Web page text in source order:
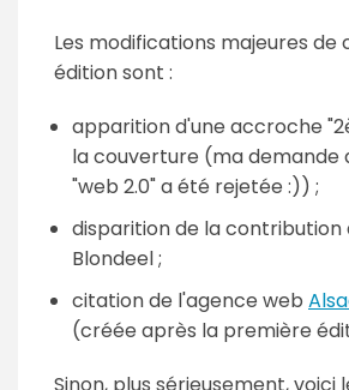
Les modifications majeures
édition sont :
apparition d'une accroche
la couverture (ma demande
"web 2.0" a été rejetée :)) ;
disparition de la contribution
Blondeel ;
citation de l'agence web
(créée après la première